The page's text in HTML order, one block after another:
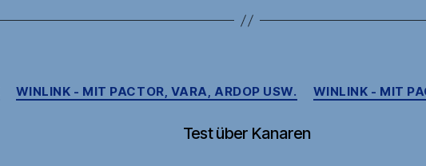
Kategorien
WINLINK - MIT PACTOR, VARA, ARDOP USW. WINLINK - MIT
Test über Kanaren